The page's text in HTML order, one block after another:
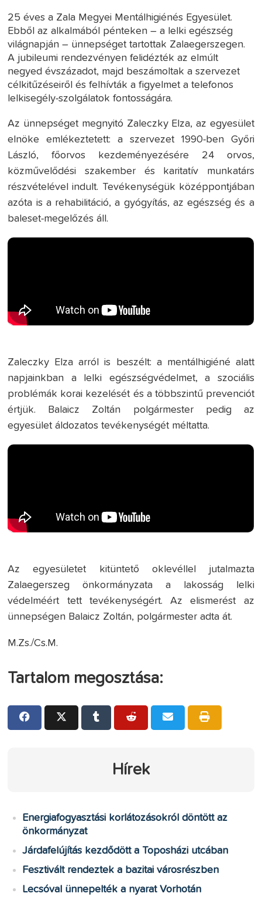
25 éves a Zala Megyei Mentálhigiénés Egyesület.
Ebből az alkalmából pénteken – a lelki egészség
világnapján – ünnepséget tartottak Zalaegerszegen.
A jubileumi rendezvényen felidézték az elmúlt
negyed évszázadot, majd beszámoltak a szervezet
célkitűzéseiről és felhívták a figyelmet a telefonos
lelkisegély-szolgálatok fontosságára.
Az ünnepséget megnyitó Zaleczky Elza, az egyesület
elnöke emlékeztetett: a szervezet 1990-ben Győri
László, főorvos kezdeményezésére 24 orvos,
közművelődési szakember és karitatív munkatárs
részvételével indult. Tevékenységük középpontjában
azóta is a rehabilitáció, a gyógyítás, az egészség és a
baleset-megelőzés áll.
Zaleczky Elza arról is beszélt: a mentálhigiéné alatt
napjainkban a lelki egészségvédelmet, a szociális
problémák korai kezelését és a többszintű prevenciót
értjük. Balaicz Zoltán polgármester pedig az
egyesület áldozatos tevékenységét méltatta.
Az egyesületet kitüntető oklevéllel jutalmazta
Zalaegerszeg önkormányzata a lakosság lelki
védelméért tett tevékenységért. Az elismerést az
ünnepségen Balaicz Zoltán, polgármester adta át.
M.Zs./Cs.M.
Tartalom megosztása:
Hírek
Energiafogyasztási korlátozásokról döntött az
önkormányzat
Járdafelújítás kezdődött a Toposházi utcában
Fesztivált rendeztek a bazitai városrészben
Lecsóval ünnepelték a nyarat Vorhotán